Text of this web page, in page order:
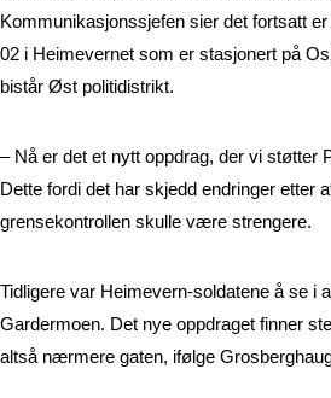
Kommunikasjonssjefen sier det fortsatt
02 i Heimevernet som er stasjonert på
bistår Øst politidistrikt.
– Nå er det et nytt oppdrag, der vi støtter
Dette fordi det har skjedd endringer etter
grensekontrollen skulle være strengere.
Tidligere var Heimevern-soldatene å se i
Gardermoen. Det nye oppdraget finner
altså nærmere gaten, ifølge